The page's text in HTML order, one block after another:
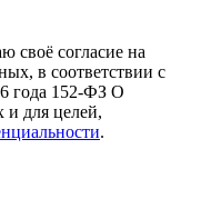
своё согласие на
в соответствии с
года 152-ФЗ О
и для целей,
.